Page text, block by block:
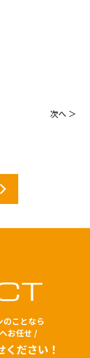
次へ ＞
のことなら
お任せ /
ださい！